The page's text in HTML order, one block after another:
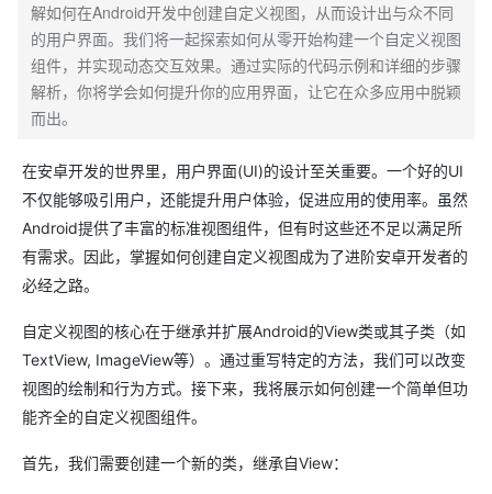
解如何在Android开发中创建自定义视图，从而设计出与众不同
的用户界面。我们将一起探索如何从零开始构建一个自定义视图
组件，并实现动态交互效果。通过实际的代码示例和详细的步骤
解析，你将学会如何提升你的应用界面，让它在众多应用中脱颖
而出。
在安卓开发的世界里，用户界面(UI)的设计至关重要。一个好的UI
不仅能够吸引用户，还能提升用户体验，促进应用的使用率。虽然
Android提供了丰富的标准视图组件，但有时这些还不足以满足所
有需求。因此，掌握如何创建自定义视图成为了进阶安卓开发者的
必经之路。
自定义视图的核心在于继承并扩展Android的View类或其子类（如
TextView, ImageView等）。通过重写特定的方法，我们可以改变
视图的绘制和行为方式。接下来，我将展示如何创建一个简单但功
能齐全的自定义视图组件。
首先，我们需要创建一个新的类，继承自View：